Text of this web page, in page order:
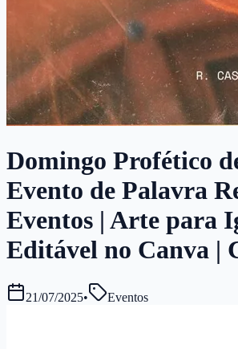
Domingo Profético
Evento de Palavra
Eventos | Arte para
Editável no Canva |
21/07/2025• Eventos